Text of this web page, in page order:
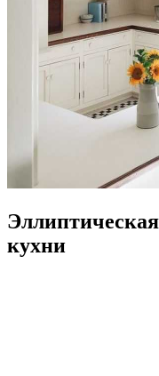
кухни